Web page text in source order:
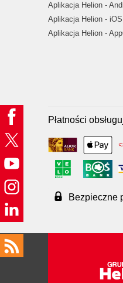
Aplikacja Helion -
Aplikacja Helion - iOS
Aplikacja Helion -
Płatności
Bezpieczne